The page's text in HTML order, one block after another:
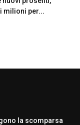
milioni per...
la scomparsa